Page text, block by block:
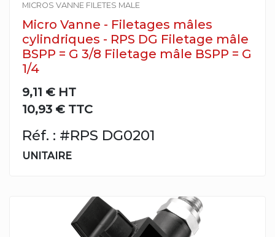
MICROS VANNE FILETES MALE
Micro Vanne - Filetages mâles
cylindriques - RPS DG Filetage mâle
BSPP = G 3/8 Filetage mâle BSPP = G
1/4
9,11 € HT
10,93 € TTC
Réf. : #RPS DG0201
UNITAIRE